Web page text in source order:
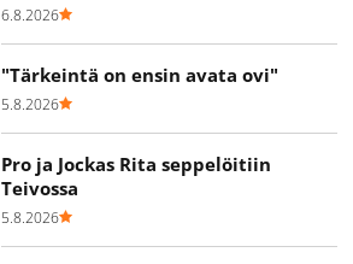
6.8.2026
"Tärkeintä on ensin avata ovi"
5.8.2026
Pro ja Jockas Rita seppelöitiin
Teivossa
5.8.2026